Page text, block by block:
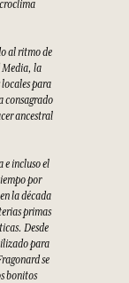
al ritmo de
Media, la
para
consagrado
ancestral
e incluso el
por
la década
primas
Desde
para
se
bonitos